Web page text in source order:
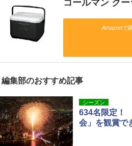
コールマン ク
Amazonで
編集部のおすすめ記事
シーズン
634名限定！
会」を観賞で